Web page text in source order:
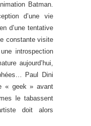
Batman.
d’une vie
d’une tentative
constante visite
introspection
aujourd’hui,
Paul Dini
« geek » avant
le tabassent
doit alors